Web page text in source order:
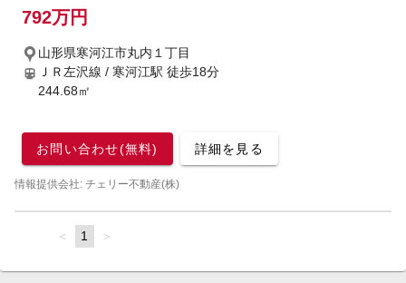
792万円
山形県寒河江市丸内１丁目
ＪＲ左沢線 / 寒河江駅 徒歩18分
244.68㎡
お問い合わせ(無料) 詳細を見る
情報提供会社: チェリー不動産(株)
page
You're
page
1 page